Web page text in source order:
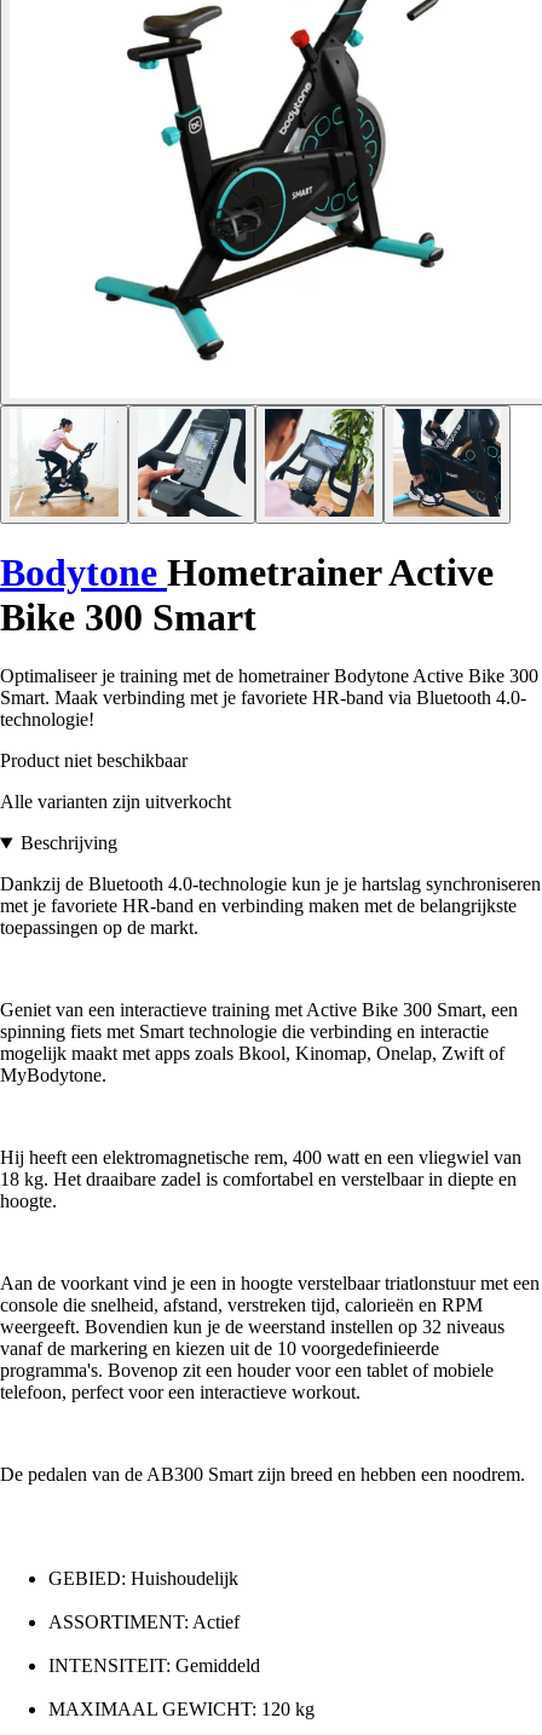
Bodytone Hometrainer Active
Bike 300 Smart
Optimaliseer je training met de hometrainer Bodytone Active Bike 300
Smart. Maak verbinding met je favoriete HR-band via Bluetooth 4.0-
technologie!
Product niet beschikbaar
Alle varianten zijn uitverkocht
Beschrijving
Dankzij de Bluetooth 4.0-technologie kun je je hartslag synchroniseren
met je favoriete HR-band en verbinding maken met de belangrijkste
toepassingen op de markt.
Geniet van een interactieve training met Active Bike 300 Smart, een
spinning fiets met Smart technologie die verbinding en interactie
mogelijk maakt met apps zoals Bkool, Kinomap, Onelap, Zwift of
MyBodytone.
Hij heeft een elektromagnetische rem, 400 watt en een vliegwiel van
18 kg. Het draaibare zadel is comfortabel en verstelbaar in diepte en
hoogte.
Aan de voorkant vind je een in hoogte verstelbaar triatlonstuur met een
console die snelheid, afstand, verstreken tijd, calorieën en RPM
weergeeft. Bovendien kun je de weerstand instellen op 32 niveaus
vanaf de markering en kiezen uit de 10 voorgedefinieerde
programma's. Bovenop zit een houder voor een tablet of mobiele
telefoon, perfect voor een interactieve workout.
De pedalen van de AB300 Smart zijn breed en hebben een noodrem.
GEBIED: Huishoudelijk
ASSORTIMENT: Actief
INTENSITEIT: Gemiddeld
MAXIMAAL GEWICHT: 120 kg